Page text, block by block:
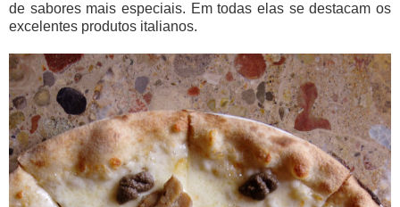
de sabores mais especiais. Em todas elas se destacam os
excelentes produtos italianos.